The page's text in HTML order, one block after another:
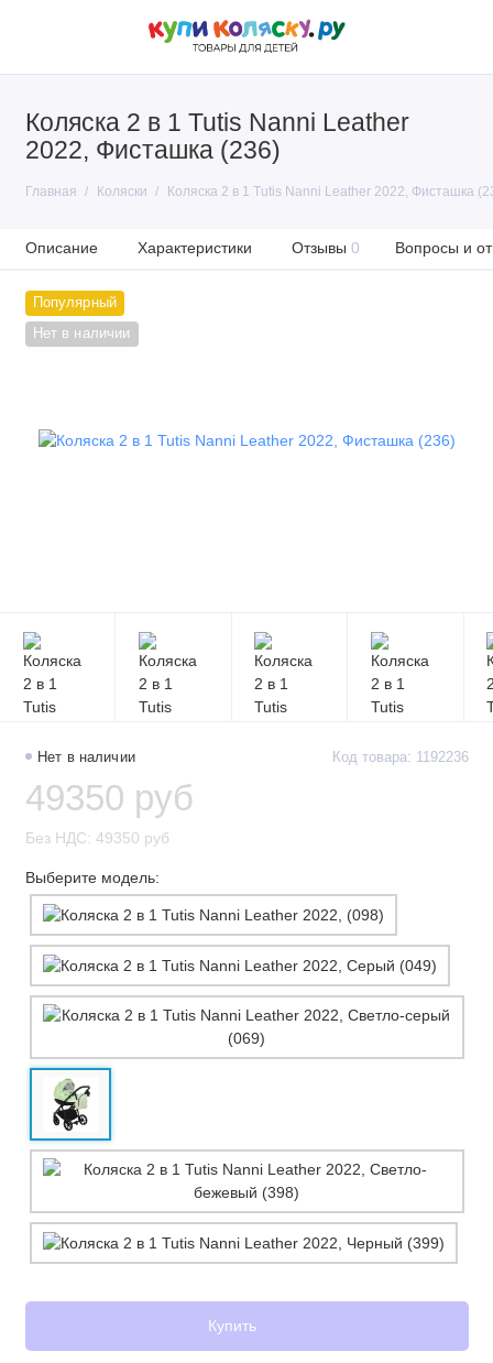
Коляска 2 в 1 Tutis Nanni Leather
2022, Фисташка (236)
Главная Коляски Коляска 2 в 1 Tutis Nanni Leather 2022, Фисташка
Описание Характеристики Отзывы 0 Вопросы и
Популярный
Нет в наличии
Нет в наличии Код товара: 1192236
49350 руб
Без НДС: 49350 руб
Выберите модель:
Купить